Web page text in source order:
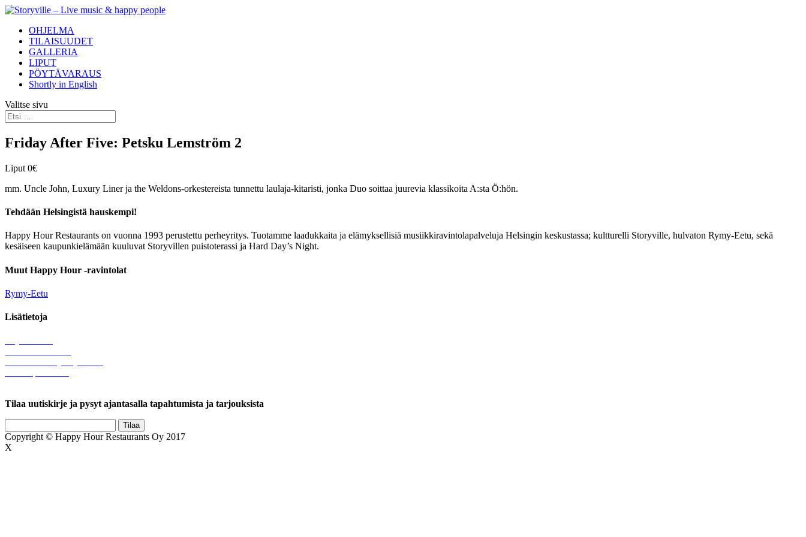
OHJELMA
TILAISUUDET
GALLERIA
LIPUT
PÖYTÄVARAUS
Shortly in English
Valitse sivu
Friday After Five: Petsku Lemström 2
Liput 0€
mm. Uncle John, Luxury Liner ja the Weldons-orkestereista tunnettu laulaja-kitaristi, jonka Duo soittaa juurevia klassikoita A:sta Ö:hön.
Tehdään Helsingistä hauskempi!
Happy Hour Restaurants on vuonna 1993 perustettu perheyritys. Tuotamme laadukkaita ja elämyksellisiä musiikkiravintolapalveluja Helsingin keskustassa; kultturelli Storyville, hulvaton Rymy-Eetu, sekä
kesäiseen kaupunkielämään kuuluvat Storyvillen puistoterassi ja Hard Day’s Night.
Muut Happy Hour -ravintolat
Rymy-Eetu
Lisätietoja
Tilaa uutiskirje ja pysyt ajantasalla tapahtumista ja tarjouksista
Copyright © Happy Hour Restaurants Oy 2017
X